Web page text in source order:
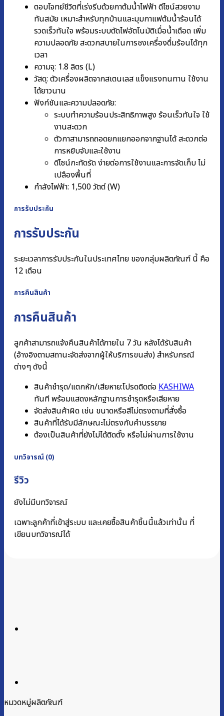
ตอบโจทย์ชีวิตที่เร่งรีบด้วยกาต้มน้ำไฟฟ้า ดีไซน์สวยงาม
ทันสมัย เหมาะสำหรับทุกบ้านและมุมกาแฟต้มน้ำร้อนได้
รวดเร็วทันใจ พร้อมระบบตัดไฟอัตโนมัติเมื่อน้ำเดือด เพิ่ม
ความปลอดภัย สะดวกสบายในการชงเครื่องดื่มร้อนได้ทุก
เวลา
ความจุ: 1.8 ลิตร (L)
วัสดุ: ตัวเครื่องผลิตจากสเตนเลส แข็งแรงทนทาน ใช้งาน
ได้ยาวนาน
ฟังก์ชันและความปลอดภัย:
ระบบทำความร้อนประสิทธิภาพสูง ร้อนเร็วทันใจ ใช้
งานสะดวก
ตัวกาสามารถถอดยกแยกออกจากฐานได้ สะดวกต่อ
การหยิบจับและใช้งาน
ดีไซน์กะทัดรัด ง่ายต่อการใช้งานและการจัดเก็บ ไม่
เปลืองพื้นที่
กำลังไฟฟ้า: 1,500 วัตต์ (W)
การรับประกัน
การรับประกัน
ระยะเวลาการรับประกันในประเทศไทย ของกลุ่มผลิตภัณฑ์ นี้ คือ
12 เดือน
การคืนสินค้า
การคืนสินค้า
ลูกค้าสามารถแจ้งคืนสินค้าได้ภายใน 7 วัน หลังได้รับสินค้า
(อ้างอิงตามสถานะจัดส่งจากผู้ให้บริการขนส่ง) สำหรับกรณี
ต่างๆ ดังนี้
สินค้าชำรุด/แตกหัก/เสียหาย:โปรดติดต่อ KASHIWA
ทันที พร้อมแสดงหลักฐานการชํารุดหรือเสียหาย
จัดส่งสินค้าผิด เช่น ขนาดหรือสีไม่ตรงตามที่สั่งซื้อ
สินค้าที่ได้รับมีลักษณะไม่ตรงกับคำบรรยาย
ต้องเป็นสินค้าที่ยังไม่ได้ติดตั้ง หรือไม่ผ่านการใช้งาน
บทวิจารณ์ (0)
รีวิว
ยังไม่มีบทวิจารณ์
เฉพาะลูกค้าที่เข้าสู่ระบบ และเคยซื้อสินค้าชิ้นนี้แล้วเท่านั้น ที่
เขียนบทวิจารณ์ได้
หมวดหมู่ผลิตภัณฑ์